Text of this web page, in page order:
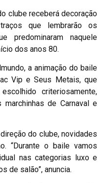
clube receberá decoração
que lembrarão os
predominaram naquele
dos anos 80.
a animação do baile
Vip e Seus Metais, que
criteriosamente,
de Carnaval e
do clube, novidades
“Durante o baile vamos
nas categorias luxo e
de salão”, anuncia.